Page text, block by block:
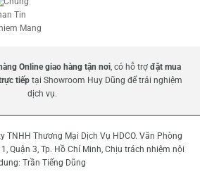
Online giao hàng tận nơi , có hỗ trợ đặt mua
tiếptại Showroom Huy Dũng để trải nghiệm
dịch vụ.
TNHH Thương Mại Dịch Vụ HDCO. Văn Phòng
Quận 3, Tp. Hồ Chí Minh, Chịu trách nhiệm nội
Trần Tiếng Dũng